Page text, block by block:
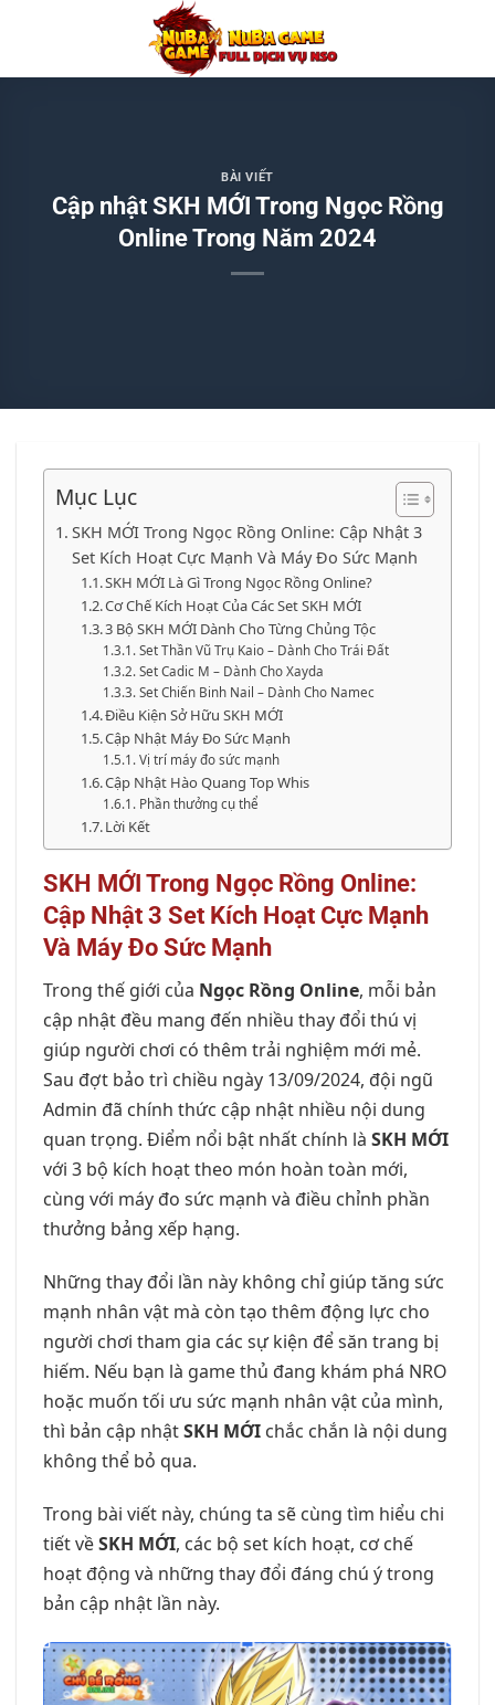
nội
BÀI VIẾT
Cập nhật SKH MỚI Trong Ngọc Rồng
Online Trong Năm 2024
Mục Lục
SKH MỚI Trong Ngọc Rồng Online: Cập Nhật 3
Set Kích Hoạt Cực Mạnh Và Máy Đo Sức Mạnh
SKH MỚI Là Gì Trong Ngọc Rồng Online?
Cơ Chế Kích Hoạt Của Các Set SKH MỚI
3 Bộ SKH MỚI Dành Cho Từng Chủng Tộc
Set Thần Vũ Trụ Kaio – Dành Cho Trái Đất
Set Cadic M – Dành Cho Xayda
Set Chiến Binh Nail – Dành Cho Namec
Điều Kiện Sở Hữu SKH MỚI
Cập Nhật Máy Đo Sức Mạnh
Vị trí máy đo sức mạnh
Cập Nhật Hào Quang Top Whis
Phần thưởng cụ thể
Lời Kết
SKH MỚI Trong Ngọc Rồng Online:
Cập Nhật 3 Set Kích Hoạt Cực Mạnh
Và Máy Đo Sức Mạnh
Trong thế giới của Ngọc Rồng Online, mỗi bản
cập nhật đều mang đến nhiều thay đổi thú vị
giúp người chơi có thêm trải nghiệm mới mẻ.
Sau đợt bảo trì chiều ngày 13/09/2024, đội ngũ
Admin đã chính thức cập nhật nhiều nội dung
quan trọng. Điểm nổi bật nhất chính là SKH MỚI
với 3 bộ kích hoạt theo món hoàn toàn mới,
cùng với máy đo sức mạnh và điều chỉnh phần
thưởng bảng xếp hạng.
Những thay đổi lần này không chỉ giúp tăng sức
mạnh nhân vật mà còn tạo thêm động lực cho
người chơi tham gia các sự kiện để săn trang bị
hiếm. Nếu bạn là game thủ đang khám phá NRO
hoặc muốn tối ưu sức mạnh nhân vật của mình,
thì bản cập nhậtSKH MỚI chắc chắn là nội dung
không thể bỏ qua.
Trong bài viết này, chúng ta sẽ cùng tìm hiểu chi
tiết vềSKH MỚI, các bộ set kích hoạt, cơ chế
hoạt động và những thay đổi đáng chú ý trong
bản cập nhật lần này.